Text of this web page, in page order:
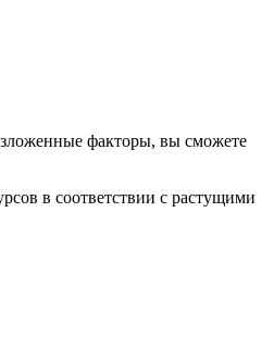
факторы, вы сможете
в соответствии с растущими